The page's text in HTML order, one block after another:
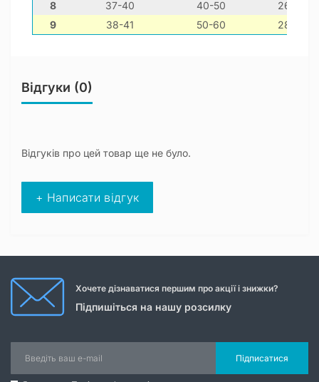
8
37-40 40-50
26-36
9
38-41 50-60 28-38
Відгуки (0)
Відгуків про цей товар ще не було.
+ Написати відгук
Хочете дізнаватися першим про акції і знижки?
Підпишіться на нашу розсилку
Підписатися